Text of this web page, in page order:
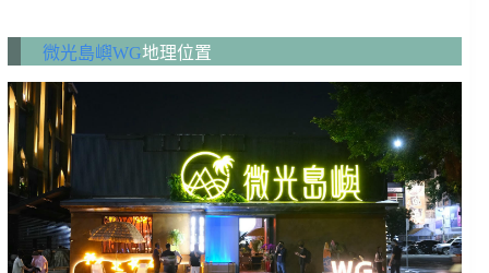
微光島嶼WG地理位置